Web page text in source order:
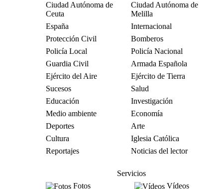
Ciudad Autónoma de
Ceuta
Ciudad Autónoma de
Melilla
España
Internacional
Protección Civil
Bomberos
Policía Local
Policía Nacional
Guardia Civil
Armada Española
Ejército del Aire
Ejército de Tierra
Sucesos
Salud
Educación
Investigación
Medio ambiente
Economía
Deportes
Arte
Cultura
Iglesia Católica
Reportajes
Noticias del lector
Servicios
Fotos
Vídeos